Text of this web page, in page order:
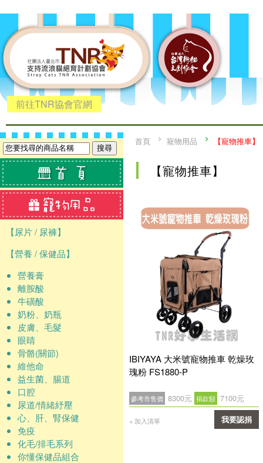
前往TNR協會官網
【尿片 / 尿褲】
【營養 / 保健品】
營養膏
離胺酸
牛磺酸
奶粉、奶瓶
皮膚、毛髮
眼睛
骨骼(關節)
維他命
益生菌、腸道
口腔
尿道/情緒紓壓
心、肝、腎保健
免疫
化毛/排毛系列
你懂保健品組合
首頁 寵物用品 【寵物推車】
【寵物推車】
IBIYAYA 大米號寵物推車 乾燥玫
瑰粉 FS1880-P
參考市售價 8300元 捐款額 7100元
+ 加入清單 我要認捐